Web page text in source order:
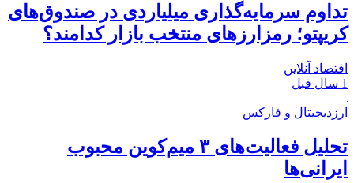
تداوم سرمایه‌گذاری میلیاردی در صندوق‌های
کریپتو؛ رمزارزهای منتخب بازار کدامند؟
اقتصاد آنلاین
1 سال قبل
ارزدیجیتال و فارکس
تحلیل فعالیت‌های ۳ میم‌کوین‌ محبوب
ایرانی‌ها